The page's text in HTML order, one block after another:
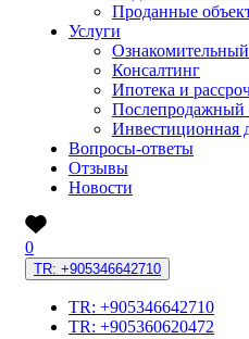
Проданные
Услуги
Консалтинг
Ипотека и
Послепродажный
Инвестиционная
Вопросы-ответы
Отзывы
Новости
0
TR: +905346642710
TR: +905346642710
TR: +905360620472